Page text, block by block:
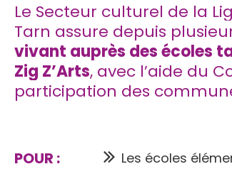
Le Secteur culturel de la
Tarn assure depuis
vivant auprès des écoles
Zig Z’Arts, avec l’aide du
participation des
POUR : Les écoles